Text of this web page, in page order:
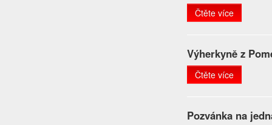
Čtěte více
Výherkyně z
Čtěte více
Pozvánka na